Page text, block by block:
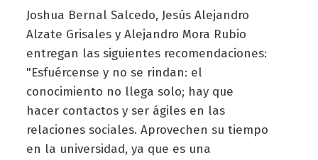
Joshua Bernal Salcedo, Jesús Alejandro
Alzate Grisales y Alejandro Mora Rubio
entregan las siguientes recomendaciones:
"Esfuércense y no se rindan: el
conocimiento no llega solo; hay que
hacer contactos y ser ágiles en las
relaciones sociales. Aprovechen su tiempo
en la universidad, ya que es una